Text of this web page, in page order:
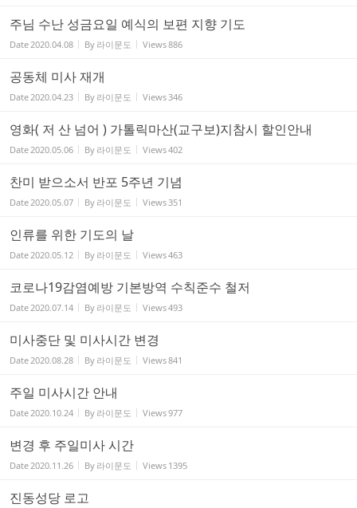
주님 수난 성금요일 예식의 보편 지향 기도
Date2020.04.08 By 라이문도 Views886
공동체 미사 재개
Date2020.04.23 By 라이문도 Views346
영화( 저 산 넘어 ) 가톨릭마산(교구보)지참시 할인안내
Date2020.05.06 By 라이문도 Views402
찬미 받으소서 반포 5주년 기념
Date2020.05.07 By 라이문도 Views351
인류를 위한 기도의 날
Date2020.05.12 By 라이문도 Views463
코로나19감염예방 기본방역 수칙준수 철저
Date2020.07.14 By 라이문도 Views493
미사중단 및 미사시간 변경
Date2020.08.28 By 라이문도 Views841
주일 미사시간 안내
Date2020.10.24 By 라이문도 Views977
변경 후 주일미사 시간
Date2020.11.26 By 라이문도 Views 1395
진동성당 로고